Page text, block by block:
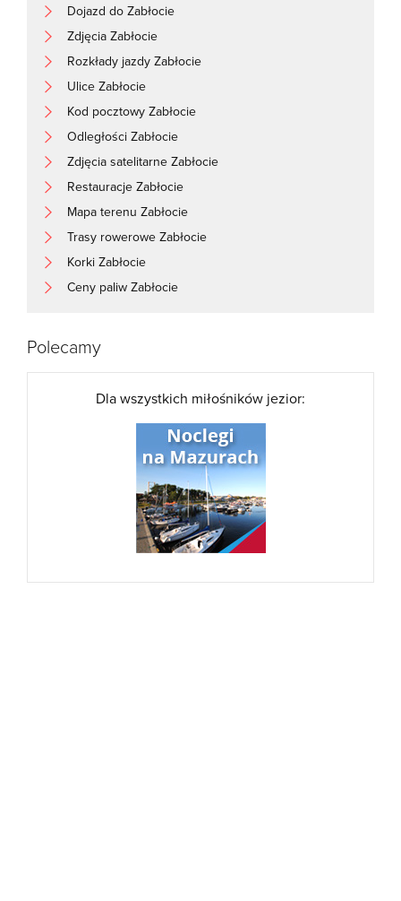
Dojazd do Zabłocie
Zdjęcia Zabłocie
Rozkłady jazdy Zabłocie
Ulice Zabłocie
Kod pocztowy Zabłocie
Odległości Zabłocie
Zdjęcia satelitarne Zabłocie
Restauracje Zabłocie
Mapa terenu Zabłocie
Trasy rowerowe Zabłocie
Korki Zabłocie
Ceny paliw Zabłocie
Polecamy
Dla wszystkich miłośników jezior: